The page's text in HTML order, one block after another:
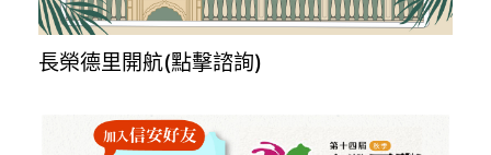
長榮德里開航(點擊諮詢)